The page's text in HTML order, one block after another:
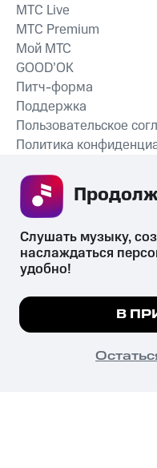
MTС Live
MTС Premium
Мой МТС
GOOD’OK
Питч-форма
Поддержка
Пользовательское
Политика
психотропных веществ,
их незаконный оборот
законодательством
© 2026 ООО «КИОН».
Все права защищены
Мы используем
Слушать музыку,
наслаждаться
удобно!
В